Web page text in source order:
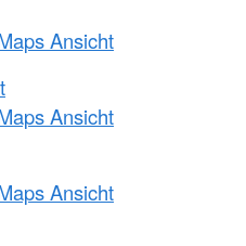
Ansicht
Ansicht
Ansicht